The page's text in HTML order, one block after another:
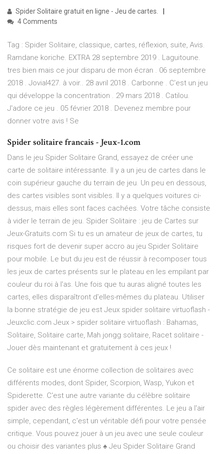
Spider Solitaire gratuit en ligne - Jeu de cartes.
4 Comments
Tag : Spider Solitaire, classique, cartes, réflexion, suite, Avis.
Ramdane koriche. EXTRA 28 septembre 2019 . Laguitoune.
tres bien mais ce jour disparu de mon écran . 06 septembre
2018 . Jovial427. à voir.. 28 avril 2018 . Carbonne . C’est un jeu
qui développe la concentration . 29 mars 2018 . Catilou.
J'adore ce jeu . 05 février 2018 . Devenez membre pour
donner votre avis ! Se
Spider solitaire francais - Jeux-1.com
Dans le jeu Spider Solitaire Grand, essayez de créer une
carte de solitaire intéressante. Il y a un jeu de cartes dans le
coin supérieur gauche du terrain de jeu. Un peu en dessous,
des cartes visibles sont visibles. Il y a quelques voitures ci-
dessus, mais elles sont faces cachées. Votre tâche consiste
à vider le terrain de jeu. Spider Solitaire : jeu de Cartes sur
Jeux-Gratuits.com Si tu es un amateur de jeux de cartes, tu
risques fort de devenir super accro au jeu Spider Solitaire
pour mobile. Le but du jeu est de réussir à recomposer tous
les jeux de cartes présents sur le plateau en les empilant par
couleur du roi à l'as. Une fois que tu auras aligné toutes les
cartes, elles disparaîtront d'elles-mêmes du plateau. Utiliser
la bonne stratégie de jeu est Jeux spider solitaire virtuoflash -
Jeuxclic.com Jeux > spider solitaire virtuoflash : Bahamas,
Solitaire, Solitaire carte, Mah jongg solitaire, Racet solitaire -
Jouer dès maintenant et gratuitement à ces jeux !
Ce solitaire est une énorme collection de solitaires avec
différents modes, dont Spider, Scorpion, Wasp, Yukon et
Spiderette. C'est une autre variante du célèbre solitaire
spider avec des règles légèrement différentes. Le jeu a l'air
simple, cependant, c'est un véritable défi pour votre pensée
critique. Vous pouvez jouer à un jeu avec une seule couleur
ou choisir des variantes plus ♠️ Jeu Spider Solitaire Grand